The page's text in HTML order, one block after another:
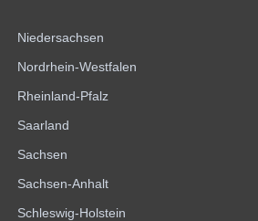
Niedersachsen
Nordrhein-Westfalen
Rheinland-Pfalz
Saarland
Sachsen
Sachsen-Anhalt
Schleswig-Holstein